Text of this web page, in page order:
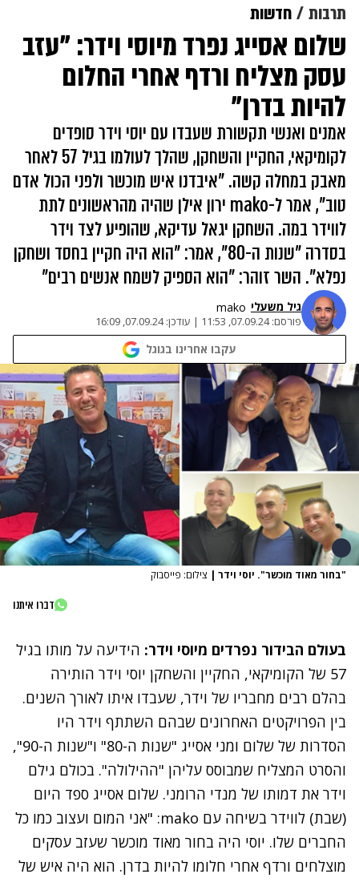
תרבות חדשות
שלום אסייג נפרד מיוסי וידר: "עזב
עסק מצליח ורדף אחרי החלום
להיות בדרן"
אמנים ואנשי תקשורת שעבדו עם יוסי וידר סופדים
לקומיקאי, החקיין והשחקן, שהלך לעולמו בגיל 57 לאחר
מאבק במחלה קשה. "איבדנו איש מוכשר ולפני הכול אדם
טוב", אמר ל-mako ירון אילן שהיה מהראשונים לתת
לווידר במה. השחקן יגאל עדיקא, שהופיע לצד וידר
בסדרה "שנות ה-80", אמר: "הוא היה חקיין בחסד ושחקן
נפלא". השר זוהר: "הוא הספיק לשמח אנשים רבים"
גיל משעלי mako
פורסם:07.09.24, 11:53
| עודכן:07.09.24, 16:09
עקבו אחרינו בגוגל
"בחור מאוד מוכשר". יוסי וידר | צילום: פייסבוק
דברו איתנו
בעולם הבידור נפרדים מיוסי וידר: הידיעה על מותו בגיל
57 של הקומיקאי, החקיין והשחקן יוסי וידר
הותירה
בהלם רבים מחבריו של וידר, שעבדו איתו לאורך השנים.
בין הפרויקטים האחרונים שבהם השתתף וידר היו
הסדרות של שלום ומני אסייג "שנות ה-80" ו"שנות ה-90",
והסרט המצליח שמבוסס עליהן "ההילולה". בכולם גילם
וידר את דמותו של מנדי הרומני. שלום אסייג ספד היום
(שבת) לווידר בשיחה עם mako: "אני המום ועצוב כמו כל
החברים שלו. יוסי היה בחור מאוד מוכשר שעזב עסקים
מוצלחים ורדף אחרי חלומו להיות בדרן. הוא היה איש של